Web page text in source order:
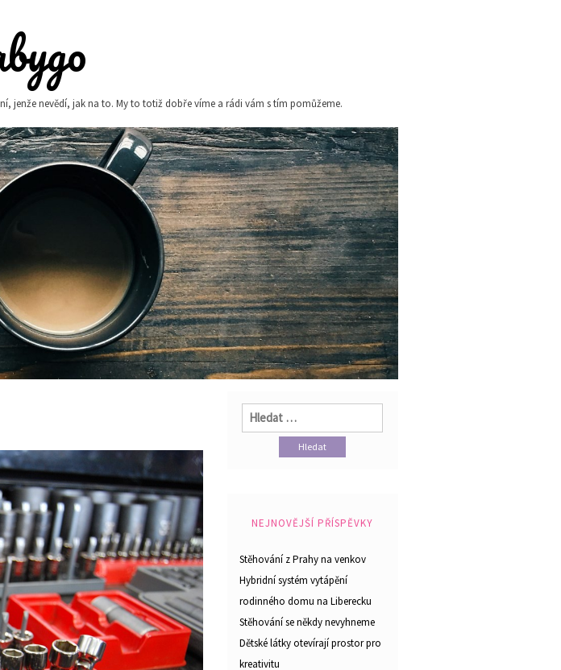
jenže nevědí, jak na to. My to totiž dobře víme a rádi vám s tím pomůžeme.
Vyhledávání
NEJNOVĚJŠÍ PŘÍSPĚVKY
Stěhování z Prahy na venkov
Hybridní systém vytápění
rodinného domu na Liberecku
Stěhování se někdy nevyhneme
Dětské látky otevírají prostor pro
kreativitu